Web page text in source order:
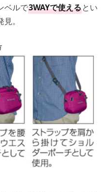
ベルで3WAYで使えるとい
。